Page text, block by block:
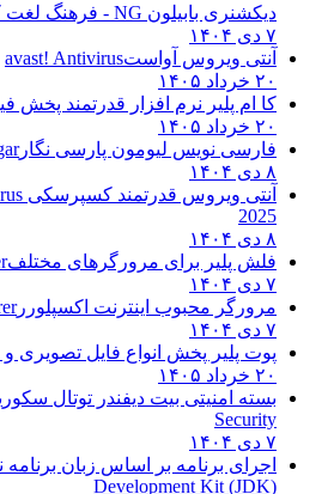
دیکشنری بابیلون NG - فرهنگ لغت کامپیوتر
۷ دی ۱۴۰۴
آنتی ویروس آواستavast! Antivirus
۲۰ خرداد ۱۴۰۵
کا ام پلیر نرم افزار قدرتمند پخش
۲۰ خرداد ۱۴۰۵
فارسی نویس لیومون پارسی نگار
۸ دی ۱۴۰۴
آنتی ویروس قدرتمند کسپرسکی 2025
2025
۸ دی ۱۴۰۴
فلش پلیر برای مرورگرهای مختلف
۷ دی ۱۴۰۴
مرورگر محبوب اینترنت اکسپلورر
۷ دی ۱۴۰۴
پوت پلیر پخش انواع فایل تصویری
۲۰ خرداد ۱۴۰۵
بسته امنیتی بیت دیفندر توتال
Security
۷ دی ۱۴۰۴
اجرای برنامه بر اساس زبان
Development Kit (JDK)